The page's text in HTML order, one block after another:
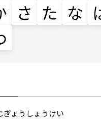
さ た な
ぎょうしょうけい